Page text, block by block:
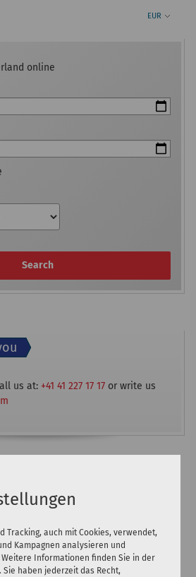
EUR
online
Search
us at: +41 41 227 17 17 or write us
Tracking, auch mit Cookies, verwendet,
Kampagnen analysieren und
Informationen finden Sie in der
haben jederzeit das Recht,